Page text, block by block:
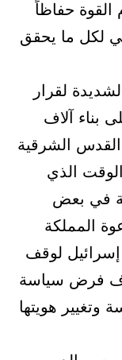
القوة حفاظاً
لكل ما يحقق
لقرار
بناء آلاف
القدس الشرقية
الذي
في بعض
المملكة
لوقف
فرض سياسة
وتغيير هويتها